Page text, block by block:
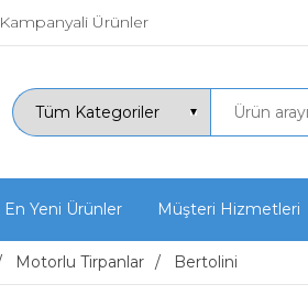
Kampanyali Ürünler
En Yeni Ürünler Müşteri Hizmetleri
Motorlu Tirpanlar Bertolini